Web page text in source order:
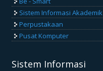
Sistem Informasi Akademik
Perpustakaan
Pusat Komputer
Sistem Informasi